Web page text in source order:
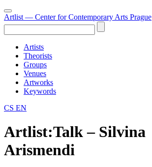
Artlist — Center for Contemporary Arts Prague
Artists
Theorists
Groups
Venues
Artworks
Keywords
CS EN
Artlist:Talk – Silvina
Arismendi